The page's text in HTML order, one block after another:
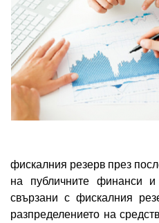
фискалния резерв през
на публичните финанси и
свързани с фискалния
разпределението на